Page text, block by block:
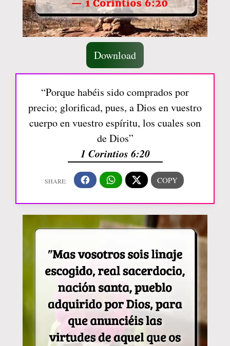
Download
“Porque habéis sido comprados por
precio; glorificad, pues, a Dios en vuestro
cuerpo en vuestro espíritu, los cuales son
de Dios”
1 Corintios 6:20